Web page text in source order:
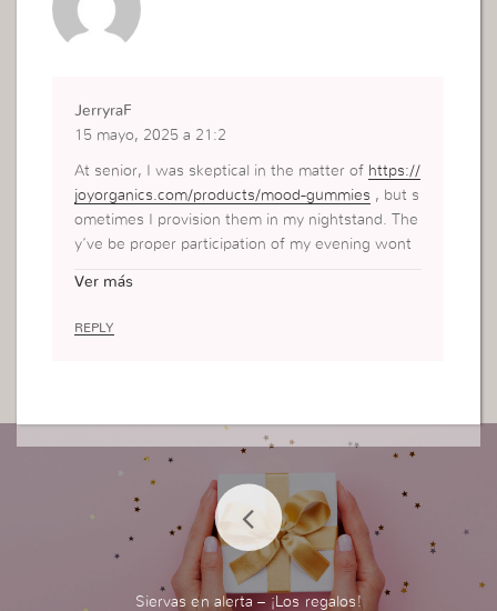
JerryraF
15 mayo, 2025 a 21:2
At senior, I was skeptical in the matter of https://
joyorganics.com/products/mood-gummies , but s
ometimes I provision them in my nightstand. The
y’ve be proper participation of my evening wont
ese are for all advantage checking out.
Ver más
REPLY
Siervas en alerta – ¡Los regalos!